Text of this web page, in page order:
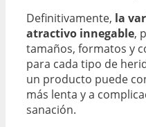
Definitivamente, la
atractivo innegable,
tamaños, formatos y
para cada tipo de
un producto puede
más lenta y a
sanación.